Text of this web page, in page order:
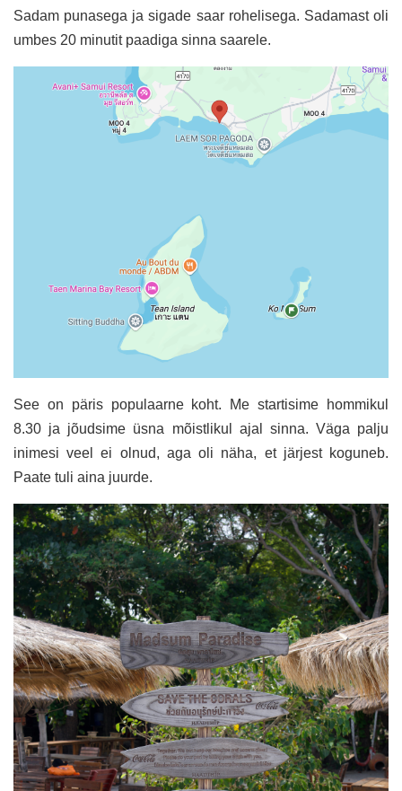
Sadam punasega ja sigade saar rohelisega. Sadamast oli
umbes 20 minutit paadiga sinna saarele.
See on päris populaarne koht. Me startisime hommikul
8.30 ja jõudsime üsna mõistlikul ajal sinna. Väga palju
inimesi veel ei olnud, aga oli näha, et järjest koguneb.
Paate tuli aina juurde.